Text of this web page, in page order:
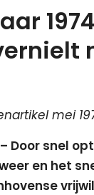
mei
Door snel
en het